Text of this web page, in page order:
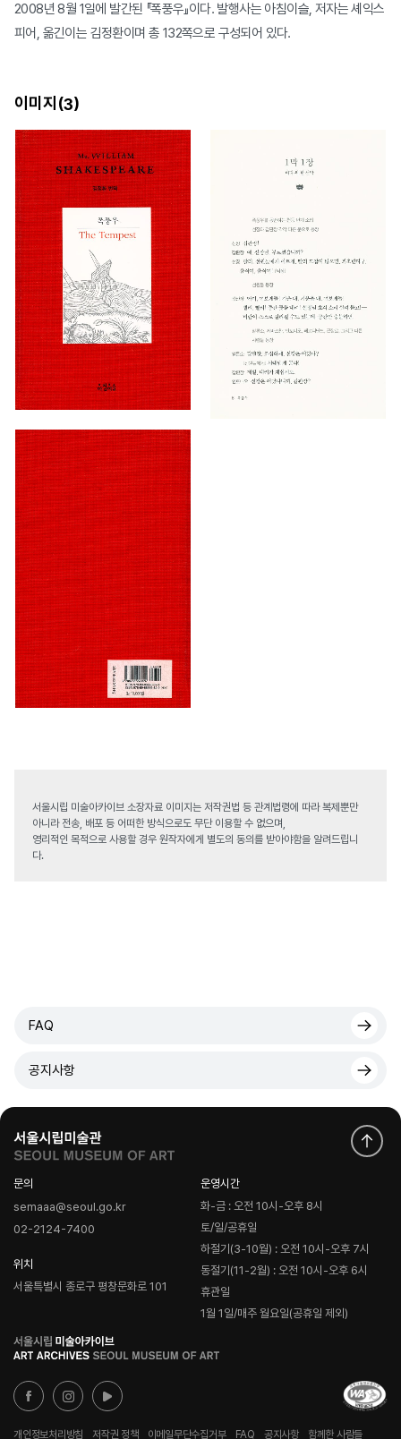
2008년 8월 1일에 발간된 『폭풍우』이다. 발행사는 아침이슬, 저자는 셰익스
피어, 옮긴이는 김정환이며 총 132쪽으로 구성되어 있다.
이미지(3)
서울시립 미술아카이브 소장자료 이미지는 저작권법 등 관계법령에 따라 복제뿐만
아니라 전송, 배포 등 어떠한 방식으로도 무단 이용할 수 없으며,
영리적인 목적으로 사용할 경우 원작자에게 별도의 동의를 받아야함을 알려드립니
다.
FAQ
공지사항
문의
semaaa@seoul.go.kr
02-2124-7400
위치
서울특별시 종로구 평창문화로 101
운영시간
화-금 : 오전 10시-오후 8시
토/일/공휴일
하절기(3-10월) : 오전 10시-오후 7시
동절기(11-2월) : 오전 10시-오후 6시
휴관일
1월 1일/매주 월요일(공휴일 제외)
로
고
개인정보처리방침 저작권 정책 이메일무단수집거부 FAQ 공지사항 함께한 사람들